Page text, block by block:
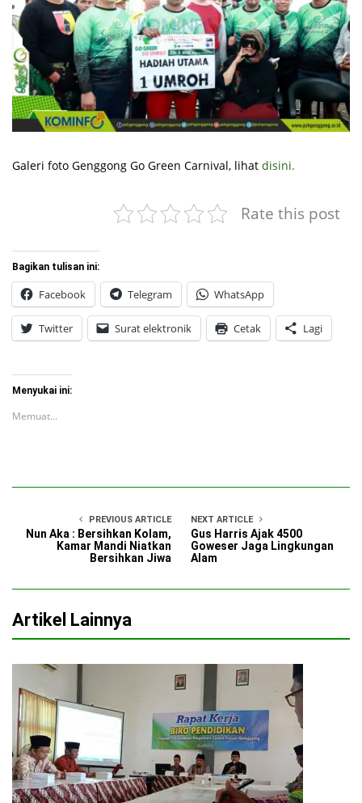
Galeri foto Genggong Go Green Carnival, lihat disini.
Rate this post
Bagikan tulisan ini:
Facebook Telegram WhatsApp
Twitter Surat elektronik Cetak Lagi
Menyukai ini:
Memuat...
PREVIOUS ARTICLE
Nun Aka : Bersihkan Kolam,
Kamar Mandi Niatkan
Bersihkan Jiwa
NEXT ARTICLE
Gus Harris Ajak 4500
Goweser Jaga Lingkungan
Alam
Artikel Lainnya